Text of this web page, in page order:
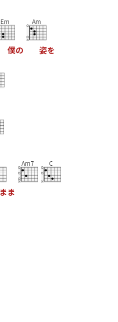
Em
僕の
Am
姿を
まま
Am7 C